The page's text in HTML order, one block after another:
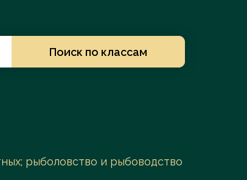
Поиск по классам
рыболовство и рыбоводство